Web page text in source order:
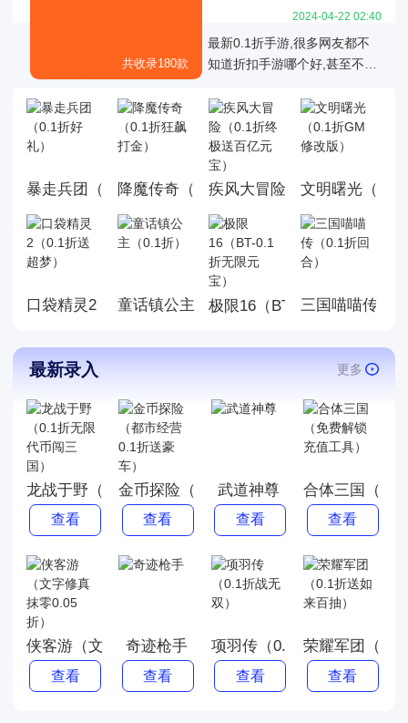
共收录180款
2024-04-22 02:40
最新0.1折手游,很多网友都不
知道折扣手游哪个好,甚至不知
游，也不知道有哪些0.1折手游
是值得我们去玩的,今天白菜就
为大家带来好玩的0.1折手机游
戏大全,这里面的游戏统统充值
都是0.1折，游戏上线就送首
充，而且这几款游戏都是很耐
玩的游戏。玩法丰厚，画面精
美，喜欢就来玩，赶快来下载
体验吧!
暴走兵团（0.1折好礼）降魔传奇（0.1折狂飙打金）
疾风大冒险（0.1折终极送百
文明曙光（0.1
口袋精灵2（0.1折送超梦）
童话镇公主（0.1折）极限16（BT-0.1折无限元宝
三国喵喵传（
最新录入 更多
龙战于野（0.1折无限代币闯三国）
查看
金币探险（都市经营0.1折送豪车）
查看
武道神尊
查看
合体三国（免
查看
侠客游（文字修真抹零0.05折）
查看
奇迹枪手
查看
项羽传（0.1折战无双）
查看
荣耀军团（0.1
查看